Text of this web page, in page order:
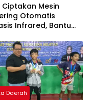
Ciptakan Mesin
Otomatis
Infrared, Bantu
Kemaro
Daerah